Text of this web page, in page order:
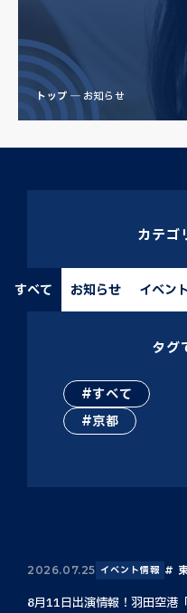
トップ お知らせ
カテゴ
すべて お知らせ イベン
タグ
すべて
京都
2026.07.25 イベント情報
8月11日出演情報！羽田空港